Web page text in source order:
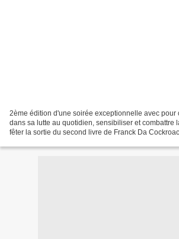
2ème édition d'une soirée exceptionnelle avec pour
dans sa lutte au quotidien, sensibiliser et combattre
fêter la sortie du second livre de Franck Da